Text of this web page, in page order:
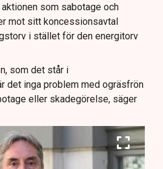
som sabotage och
mot sitt koncessionsavtal
i stället för den energitorv
som det står i
det inga problem med ogräsfrön
eller skadegörelse, säger